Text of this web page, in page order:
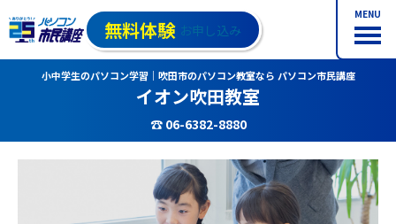
MENU
無料体験 お申し込み
小中学生のパソコン学習｜吹田市のパソコン教室なら パソコン市民講座
イオン吹田教室
☎ 06-6382-8880